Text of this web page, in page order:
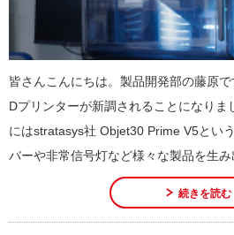
皆さんこんにちは。製品開発部の藤原
Dプリンターが新調されることになりま
にはstratasys社 Objet30 Prime V5とい
バーや非常信号灯など様々な製品を生み
続きを読む